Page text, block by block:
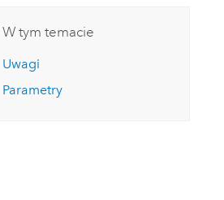
W tym temacie
Uwagi
Parametry